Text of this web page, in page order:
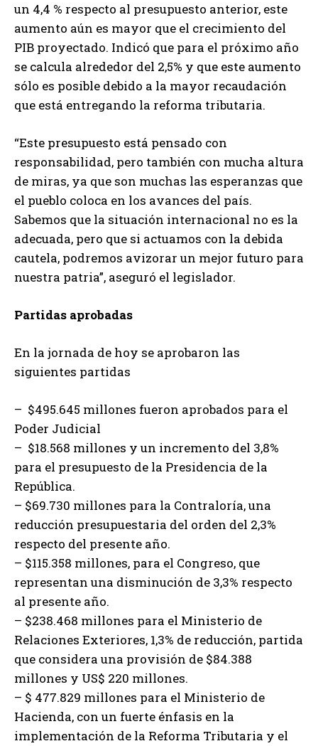
un 4,4 % respecto al presupuesto anterior, este
aumento aún es mayor que el crecimiento del
PIB proyectado. Indicó que para el próximo año
se calcula alrededor del 2,5% y que este aumento
sólo es posible debido a la mayor recaudación
que está entregando la reforma tributaria.
“Este presupuesto está pensado con
responsabilidad, pero también con mucha altura
de miras, ya que son muchas las esperanzas que
el pueblo coloca en los avances del país.
Sabemos que la situación internacional no es la
adecuada, pero que si actuamos con la debida
cautela, podremos avizorar un mejor futuro para
nuestra patria”, aseguró el legislador.
Partidas aprobadas
En la jornada de hoy se aprobaron las
siguientes partidas
– $495.645 millones fueron aprobados para el
Poder Judicial
– $18.568 millones y un incremento del 3,8%
para el presupuesto de la Presidencia de la
República.
– $69.730 millones para la Contraloría, una
reducción presupuestaria del orden del 2,3%
respecto del presente año.
– $115.358 millones, para el Congreso, que
representan una disminución de 3,3% respecto
al presente año.
– $238.468 millones para el Ministerio de
Relaciones Exteriores, 1,3% de reducción, partida
que considera una provisión de $84.388
millones y US$ 220 millones.
– $ 477.829 millones para el Ministerio de
Hacienda, con un fuerte énfasis en la
implementación de la Reforma Tributaria y el